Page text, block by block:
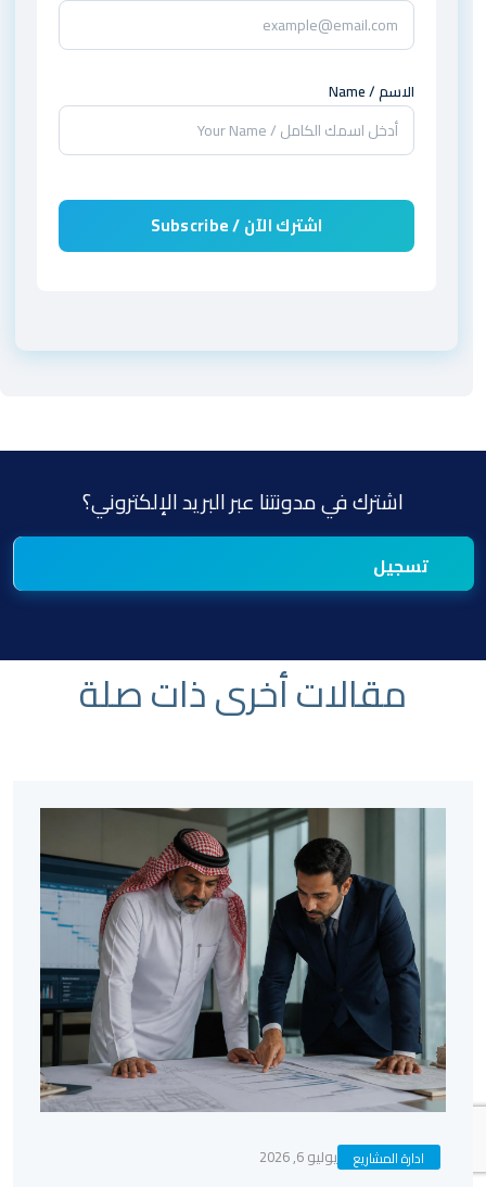
الاسم / Name
اشترك في مدونتنا عبر البريد الإلكتروني؟
مقالات أخرى ذات صلة
ادارة المشاريع يوليو 6, 2026